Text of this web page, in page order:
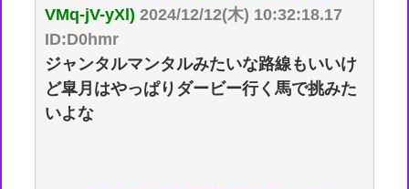
VMq-jV-yXl) 2024/12/12(木) 10:32:18.17
ID:D0hmr
ジャンタルマンタルみたいな路線もいいけ
ど皐月はやっぱりダービー行く馬で挑みた
いよな